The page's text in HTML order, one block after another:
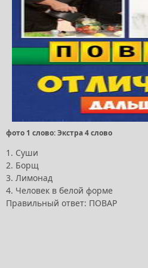
фото 1 слово: Экстра 4 слово
1. Суши
2. Борщ
3. Лимонад
4. Человек в белой форме
Правильный ответ: ПОВАР